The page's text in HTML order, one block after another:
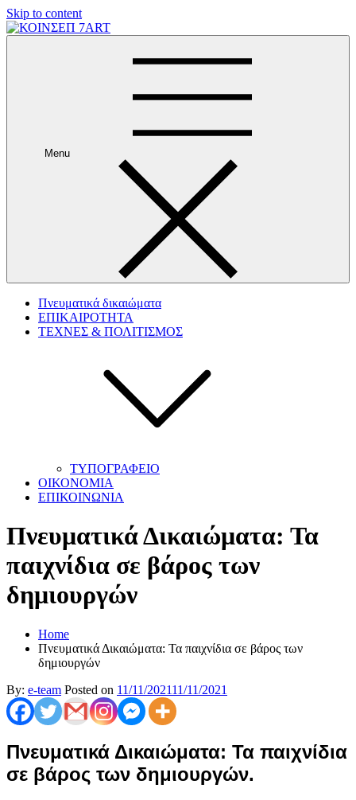
Skip to content
Menu
Πνευματικά δικαιώματα
ΕΠΙΚΑΙΡΟΤΗΤΑ
ΤΕΧΝΕΣ & ΠΟΛΙΤΙΣΜΟΣ
ΤΥΠΟΓΡΑΦΕΙΟ
ΟΙΚΟΝΟΜΙΑ
ΕΠΙΚΟΙΝΩΝΙΑ
Πνευματικά Δικαιώματα: Τα
παιχνίδια σε βάρος των
δημιουργών
Home
Πνευματικά Δικαιώματα: Τα παιχνίδια σε βάρος των
δημιουργών
By: e-team Posted on 11/11/202111/11/2021
Πνευματικά Δικαιώματα: Τα παιχνίδια
σε βάρος των δημιουργών.